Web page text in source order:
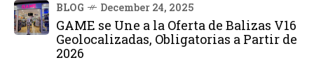
BLOG December 24, 2025
GAME se Une a la Oferta de Balizas V16
Geolocalizadas, Obligatorias a Partir de
2026